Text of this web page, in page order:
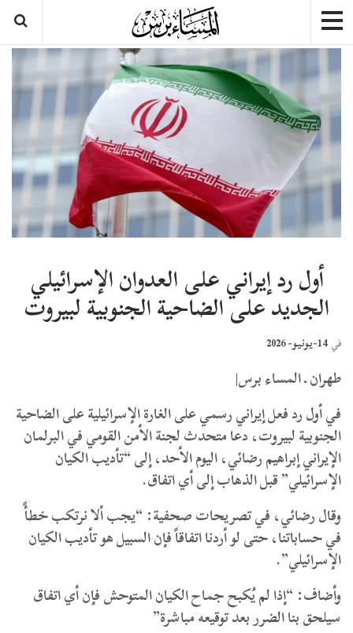
أول رد إيراني على العدوان الإسرائيلي
الجديد على الضاحية الجنوبية لبيروت
في 14-يونيو- 2026
طهران ـ المساء برس|
في أول رد فعل إيراني رسمي على الغارة الإسرائيلية على الضاحية
الجنوبية لبيروت، دعا متحدث لجنة الأمن القومي في البرلمان
الإيراني إبراهيم رضائي، اليوم الأحد، إلى “تأديب الكيان
الإسرائيلي” قبل الذهاب إلى أي اتفاق.
وقال رضائي، في تصريحات صحفية: “يجب ألا نرتكب خطأً
في حساباتنا، حتى لو أردنا اتفاقاً فإن السبيل هو تأديب الكيان
الإسرائيلي”.
وأضاف: “إذا لم يُكبح جماح الكيان المتوحش فإن أي اتفاق
سيلحق بنا الضرر بعد توقيعه مباشرة”